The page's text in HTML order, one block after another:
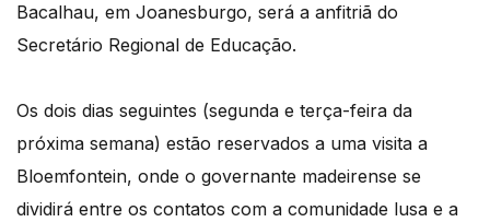
Bacalhau, em Joanesburgo, será a anfitriã do
Secretário Regional de Educação.
Os dois dias seguintes (segunda e terça-feira da
próxima semana) estão reservados a uma visita a
Bloemfontein, onde o governante madeirense se
dividirá entre os contatos com a comunidade lusa e a